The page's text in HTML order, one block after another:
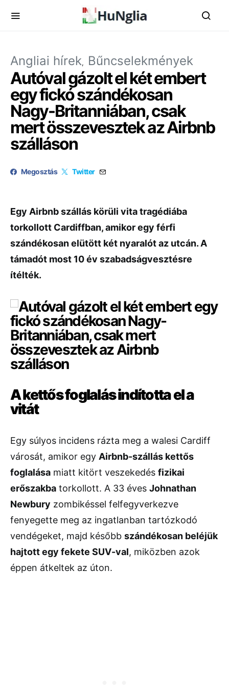
Angliai hírek Bűncselekmények
Autóval gázolt el két embert
egy fickó szándékosan
Nagy-Britanniában, csak
mert összevesztek az Airbnb
szálláson
Megosztás Twitter
Egy Airbnb szállás körüli vita tragédiába
torkollott Cardiffban, amikor egy férfi
szándékosan elütött két nyaralót az utcán. A
támadót most 10 év szabadságvesztésre
ítélték.
A kettős foglalás indította el a
vitát
Egy súlyos incidens rázta meg a walesi Cardiff
városát, amikor egy Airbnb-szállás kettős
foglalása miatt kitört veszekedés fizikai
erőszakba torkollott. A 33 éves Johnathan
Newbury zombikéssel felfegyverkezve
fenyegette meg az ingatlanban tartózkodó
vendégeket, majd később szándékosan beléjük
hajtott egy fekete SUV-val, miközben azok
éppen átkeltek az úton.